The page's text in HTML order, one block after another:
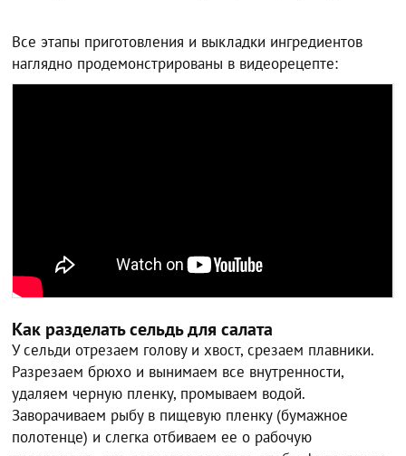
Все этапы приготовления и выкладки ингредиентов
наглядно продемонстрированы в видеорецепте:
Как разделать сельдь для салата
У сельди отрезаем голову и хвост, срезаем плавники.
Разрезаем брюхо и вынимаем все внутренности,
удаляем черную пленку, промываем водой.
Заворачиваем рыбу в пищевую пленку (бумажное
полотенце) и слегка отбиваем ее о рабочую